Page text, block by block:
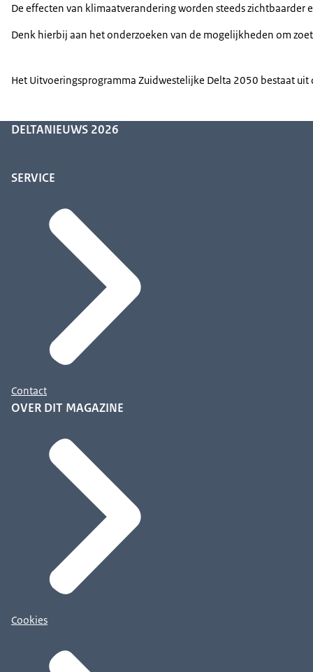
De effecten van klimaatverandering worden steeds
Denk hierbij aan het onderzoeken van de mogelijkheden om
Het Uitvoeringsprogramma Zuidwestelijke Delta 2050 bestaat
DELTANIEUWS 2026
SERVICE
Contact
OVER DIT MAGAZINE
Cookies